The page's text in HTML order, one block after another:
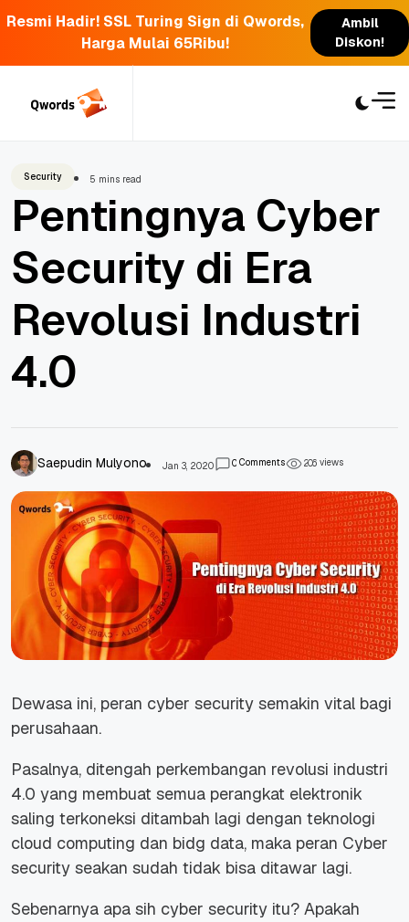
Resmi Hadir! SSL Turing Sign di Qwords,
Harga Mulai 65Ribu!
Ambil
Diskon!
Security 5 mins read
Pentingnya Cyber
Security di Era
Revolusi Industri
4.0
Saepudin Mulyono Jan 3, 2020 0Comments 206views
Dewasa ini, peran cyber security semakin vital bagi
perusahaan.
Pasalnya, ditengah perkembangan revolusi industri
4.0 yang membuat semua perangkat elektronik
saling terkoneksi ditambah lagi dengan teknologi
cloud computing dan bidg data, maka peran Cyber
security seakan sudah tidak bisa ditawar lagi.
Sebenarnya apa sih cyber security itu? Apakah